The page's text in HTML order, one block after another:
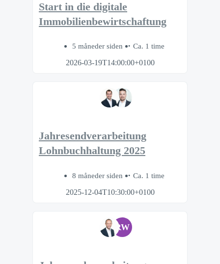
Start in die digitale
Immobilienbewirtschaftung
5 måneder siden
Ca. 1 time
2026-03-19T14:00:00+0100
Jahresendverarbeitung
Lohnbuchhaltung 2025
8 måneder siden
Ca. 1 time
2025-12-04T10:30:00+0100
RW